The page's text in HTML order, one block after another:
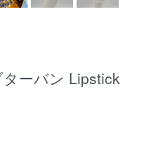
ターバン Lipstick